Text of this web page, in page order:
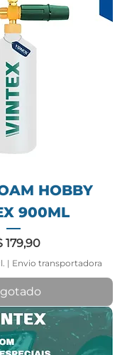
HOBBY
900ML
179,90
| Envio transportadora